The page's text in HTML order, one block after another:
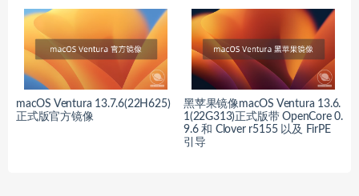
macOS Ventura 13.7.6(22H625)
正式版官方镜像
黑苹果镜像macOS Ventura 13.6.
1(22G313)正式版带 OpenCore 0.
9.6 和 Clover r5155 以及 FirPE
引导